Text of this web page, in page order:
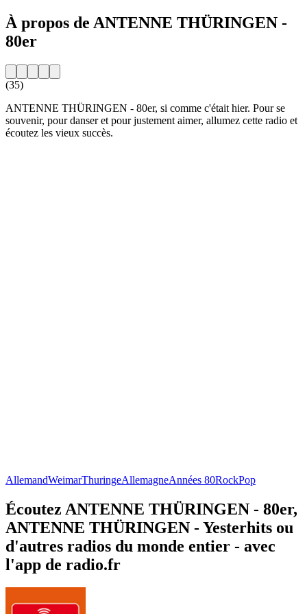
À propos de ANTENNE THÜRINGEN -
80er
(35)
ANTENNE THÜRINGEN - 80er, si comme c'était hier. Pour se
souvenir, pour danser et pour justement aimer, allumez cette radio et
écoutez les vieux succès.
AllemandWeimarThuringeAllemagneAnnées 80RockPop
Écoutez ANTENNE THÜRINGEN - 80er,
ANTENNE THÜRINGEN - Yesterhits ou
d'autres radios du monde entier - avec
l'app de radio.fr